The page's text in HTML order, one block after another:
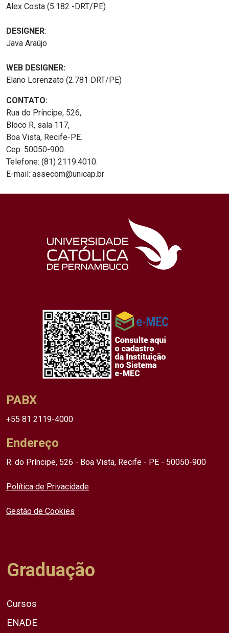
Alex Costa (5.182 -DRT/PE)
DESIGNER:
Java Araújo
WEB DESIGNER:
Elano Lorenzato (2.781 DRT/PE)
CONTATO:
Rua do Príncipe, 526,
Bloco R, sala 117,
Boa Vista, Recife-PE.
Cep: 50050-900.
Telefone: (81) 2119.4010.
E-mail: assecom@unicap.br
PABX
+55 81 2119-4000
Endereço
R. do Príncipe, 526 - Boa Vista, Recife - PE - 50050-900
Política de Privacidade
Gestão de Cookies
Graduação
Cursos
ENADE